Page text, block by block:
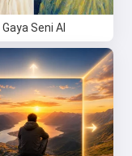
Gaya Seni AI